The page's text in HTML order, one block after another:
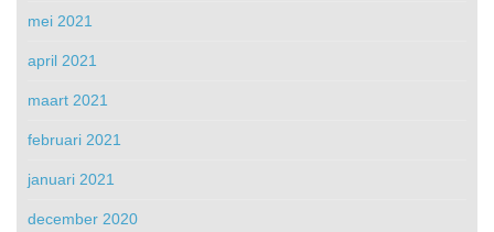
mei 2021
april 2021
maart 2021
februari 2021
januari 2021
december 2020